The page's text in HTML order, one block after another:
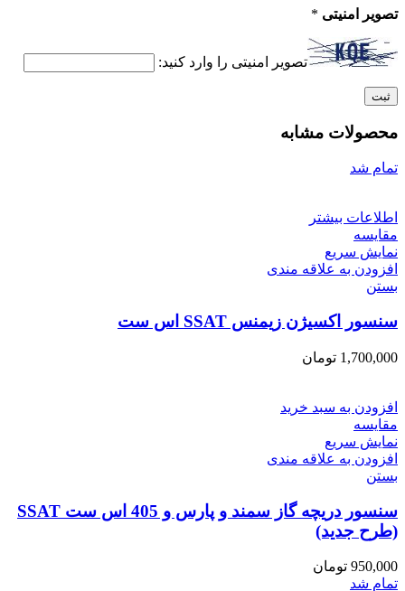
تصویر امنیتی *
تصویر امنیتی را وارد کنید:
محصولات مشابه
تمام شد
اطلاعات بیشتر
مقایسه
نمایش سریع
افزودن به علاقه مندی
بستن
سنسور اکسیژن زیمنس SSAT اس ست
1,700,000 تومان
افزودن به سبد خرید
مقایسه
نمایش سریع
افزودن به علاقه مندی
بستن
سنسور دریچه گاز سمند و پارس و 405 اس ست SSAT
(طرح جدید)
950,000 تومان
تمام شد